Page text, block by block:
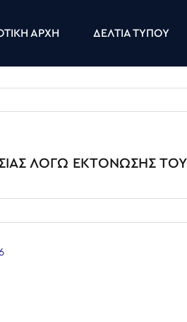
ΑΡΧΗ ΔΕΛΤΙΑ ΤΥΠΟΥ
ΛΟΓΩ ΕΚΤΟΝΩΣΗΣ ΤΟΥ